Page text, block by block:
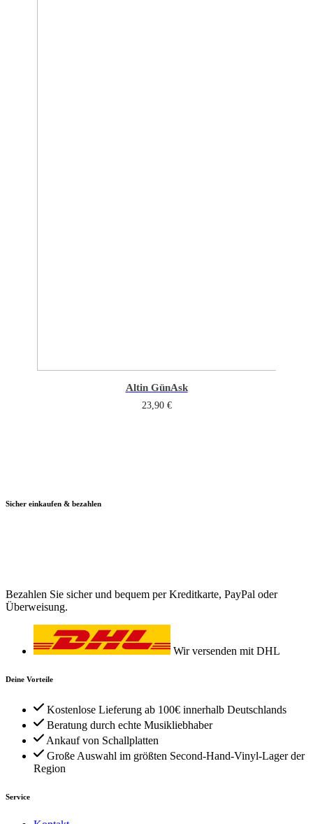
Altin GünAsk
23,90 €
Sicher einkaufen & bezahlen
Bezahlen Sie sicher und bequem per Kreditkarte, PayPal oder
Überweisung.
Wir versenden mit DHL
Deine Vorteile
Kostenlose Lieferung ab 100€ innerhalb Deutschlands
Beratung durch echte Musikliebhaber
Ankauf von Schallplatten
Große Auswahl im größten Second-Hand-Vinyl-Lager der
Region
Service